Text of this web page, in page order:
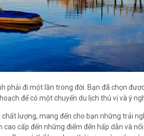
phải đi một lần trong đời. Bạn đã chọn
để có một chuyến du lịch thú vị và ý
lượng, mang đến cho bạn những trải
cấp đến những điểm đến hấp dẫn và